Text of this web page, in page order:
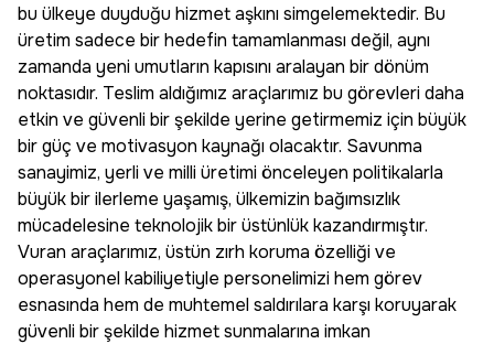
bu ülkeye duyduğu hizmet aşkını simgelemektedir. Bu
üretim sadece bir hedefin tamamlanması değil, aynı
zamanda yeni umutların kapısını aralayan bir dönüm
noktasıdır. Teslim aldığımız araçlarımız bu görevleri daha
etkin ve güvenli bir şekilde yerine getirmemiz için büyük
bir güç ve motivasyon kaynağı olacaktır. Savunma
sanayimiz, yerli ve milli üretimi önceleyen politikalarla
büyük bir ilerleme yaşamış, ülkemizin bağımsızlık
mücadelesine teknolojik bir üstünlük kazandırmıştır.
Vuran araçlarımız, üstün zırh koruma özelliği ve
operasyonel kabiliyetiyle personelimizi hem görev
esnasında hem de muhtemel saldırılara karşı koruyarak
güvenli bir şekilde hizmet sunmalarına imkan